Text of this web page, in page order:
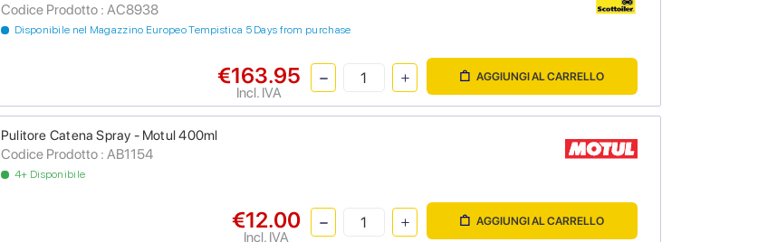
Codice Prodotto : AC8938
Disponibile nel Magazzino Europeo Tempistica 5 Days from purchase
€163.95
Incl. IVA
AGGIUNGI AL CARRELLO
Pulitore Catena Spray - Motul 400ml
Codice Prodotto : AB1154
4+ Disponibile
€12.00
Incl. IVA
AGGIUNGI AL CARRELLO